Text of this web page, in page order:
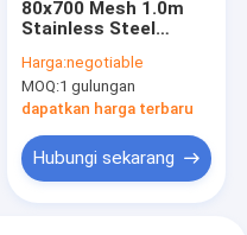
80x700 Mesh 1.0m
Stainless Steel
48"
Harga:negotiable
MOQ:1 gulungan
dapatkan harga terbaru
Hubungi sekarang